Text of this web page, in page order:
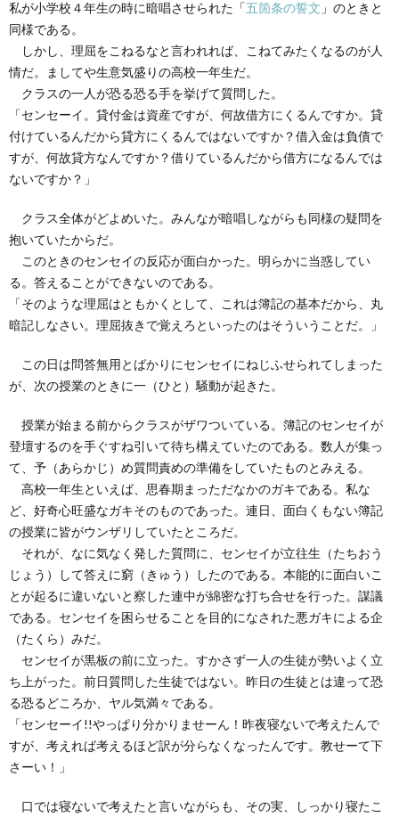
私が小学校４年生の時に暗唱させられた「五箇条の誓文 」のときと
同様である。
しかし、理屈をこねるなと言われれば、こねてみたくなるのが人
情だ。ましてや生意気盛りの高校一年生だ。
クラスの一人が恐る恐る手を挙げて質問した。
「センセーイ。貸付金は資産ですが、何故借方にくるんですか。貸
付けているんだから貸方にくるんではないですか？借入金は負債で
すが、何故貸方なんですか？借りているんだから借方になるんでは
ないですか？」
クラス全体がどよめいた。みんなが暗唱しながらも同様の疑問を
抱いていたからだ。
このときのセンセイの反応が面白かった。明らかに当惑してい
る。答えることができないのである。
「そのような理屈はともかくとして、これは簿記の基本だから、丸
暗記しなさい。理屈抜きで覚えろといったのはそういうことだ。」
この日は問答無用とばかりにセンセイにねじふせられてしまった
が、次の授業のときに一（ひと）騒動が起きた。
授業が始まる前からクラスがザワついている。簿記のセンセイが
登壇するのを手ぐすね引いて待ち構えていたのである。数人が集っ
て、予（あらかじ）め質問責めの準備をしていたものとみえる。
高校一年生といえば、思春期まっただなかのガキである。私な
ど、好奇心旺盛なガキそのものであった。連日、面白くもない簿記
の授業に皆がウンザリしていたところだ。
それが、なに気なく発した質問に、センセイが立往生（たちおう
じょう）して答えに窮（きゅう）したのである。本能的に面白いこ
とが起るに違いないと察した連中が綿密な打ち合せを行った。謀議
である。センセイを困らせることを目的になされた悪ガキによる企
（たくら）みだ。
センセイが黒板の前に立った。すかさず一人の生徒が勢いよく立
ち上がった。前日質問した生徒ではない。昨日の生徒とは違って恐
る恐るどころか、ヤル気満々である。
「センセーイ!!やっぱり分かりませーん！昨夜寝ないで考えたんで
すが、考えれば考えるほど訳が分らなくなったんです。教せーて下
さーい！」
口では寝ないで考えたと言いながらも、その実、しっかり寝たこ